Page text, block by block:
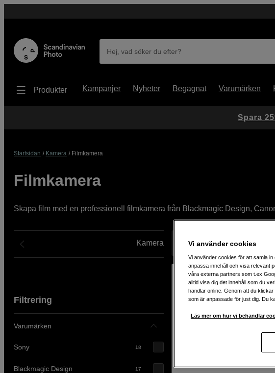
Hej, vad söker du efter?
Produkter Kampanjer Nyheter Begagnat Varumärken
Startsidan Kamera Filmkamera
Filmkamera
Skapa film med en professionell filmkamera från Blackmagic Design,
Vi har filmkameror för både små och stora projekt, från företagsfilmer till
foto och video sedan 40 år. Besök oss i butik eller beställ direkt online.
Kamera
Filtrering
Varumärken
Sony 18
Blackmagic Design 17
Visar 54 produkter
Spara
Vi använder cookies
Vi använder cookies för att samla
anpassa innehåll och visa relevant
våra externa partners som t.ex
alltid visa dig det innehåll som du
handlar online. Genom att du
som är anpassade för just dig. Du
Läs mer om hur vi behandlar